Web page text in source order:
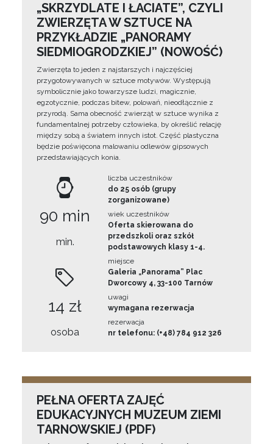
„SKRZYDLATE I ŁACIATE”, CZYLI
ZWIERZĘTA W SZTUCE NA
PRZYKŁADZIE „PANORAMY
SIEDMIOGRODZKIEJ” (NOWOŚĆ)
Zwierzęta to jeden z najstarszych i najczęściej
przygotowywanych w sztuce motywów. Występują
symbolicznie jako towarzysze ludzi, magicznie,
egzotycznie, podczas bitew, polowań, nieodłącznie z
przyrodą. Sama obecność zwierząt w sztuce wynika z
fundamentalnej potrzeby człowieka, by określić relację
między sobą a światem innych istot. Część plastyczna
będzie poświęcona malowaniu odlewów gipsowych
przedstawiających konia.
90 min
min.
14 zł
osoba
liczba uczestników
do 25 osób (grupy
zorganizowane)
wiek uczestników
Oferta skierowana do
przedszkoli oraz szkół
podstawowych klasy 1-4.
miejsce
Galeria „Panorama” Plac
Dworcowy 4, 33-100 Tarnów
uwagi
wymagana rezerwacja
rezerwacja
nr telefonu: (+48) 784 912 326
PEŁNA OFERTA ZAJĘĆ
EDUKACYJNYCH MUZEUM ZIEMI
TARNOWSKIEJ (PDF)